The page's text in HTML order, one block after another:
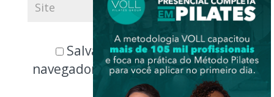
Salvar meus dados neste
navegador para a próxima vez que
eu comentar.